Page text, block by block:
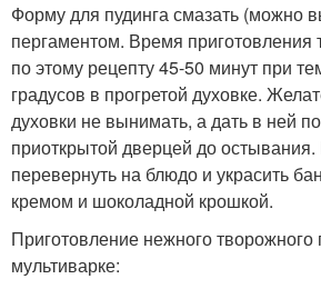
Форму для пудинга смазать (можно
пергаментом. Время приготовления
по этому рецепту 45-50 минут при
градусов в прогретой духовке.
духовки не вынимать, а дать в ней
приоткрытой дверцей до
перевернуть на блюдо и украсить
кремом и шоколадной крошкой.
Приготовление нежного творожного
мультиварке: